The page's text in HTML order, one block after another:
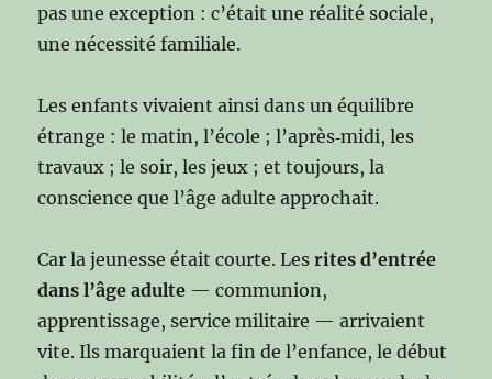
pas une exception : c’était une réalité sociale,
une nécessité familiale.
Les enfants vivaient ainsi dans un équilibre
étrange : le matin, l’école ; l’après‑midi, les
travaux ; le soir, les jeux ; et toujours, la
conscience que l’âge adulte approchait.
Car la jeunesse était courte. Lesrites d’entrée
dans l’âge adulte — communion,
apprentissage, service militaire — arrivaient
vite. Ils marquaient la fin de l’enfance, le début